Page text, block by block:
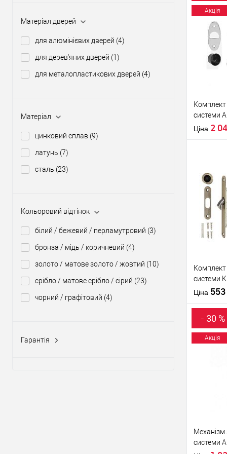
Матеріал дверей
для алюмінієвих дверей (4)
для дерев'яних дверей (1)
для металопластикових дверей (4)
Матеріал
цинковий сплав (9)
латунь (7)
сталь (23)
Кольоровий відтінок
білий / бежевий / перламутровий (3)
бронза / мідь / коричневий (4)
золото / матове золото / жовтий (10)
срібло / матове срібло / сірий (23)
чорний / графітовий (4)
Гарантія
У
відтінок
Статус
Акція
Комплект
системи
білий
Ціна 2
Купити
У
відтінок
Статус
Гарантія
Комплект
системи
+
Ціна 553
У
відтінок
- 30 %
Акція
Механізм
системи